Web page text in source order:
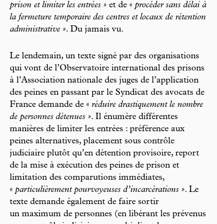
prison et limiter les entrées » et de « procéder sans délai à
la fermeture temporaire des centres et locaux de rétention
administrative ». Du jamais vu.
Le lendemain, un texte signé par des organisations
qui vont de l’Observatoire international des prisons
à l’Association nationale des juges de l’application
des peines en passant par le Syndicat des avocats de
France demande de « réduire drastiquement le nombre
de personnes détenues ». Il énumère différentes
manières de limiter les entrées : préférence aux
peines alternatives, placement sous contrôle
judiciaire plutôt qu’en détention provisoire, report
de la mise à exécution des peines de prison et
limitation des comparutions immédiates,
« particulièrement pourvoyeuses d’incarcérations ». Le
texte demande également de faire sortir
un maximum de personnes (en libérant les prévenus